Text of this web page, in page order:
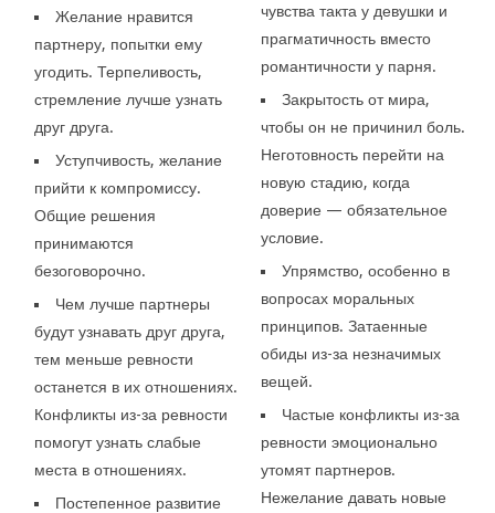
Желание нравится
партнеру, попытки ему
угодить. Терпеливость,
стремление лучше узнать
друг друга.
Уступчивость, желание
прийти к компромиссу.
Общие решения
принимаются
безоговорочно.
Чем лучше партнеры
будут узнавать друг друга,
тем меньше ревности
останется в их отношениях.
Конфликты из-за ревности
помогут узнать слабые
места в отношениях.
Постепенное развитие
чувства такта у девушки и
прагматичность вместо
романтичности у парня.
Закрытость от мира,
чтобы он не причинил боль.
Неготовность перейти на
новую стадию, когда
доверие — обязательное
условие.
Упрямство, особенно в
вопросах моральных
принципов. Затаенные
обиды из-за незначимых
вещей.
Частые конфликты из-за
ревности эмоционально
утомят партнеров.
Нежелание давать новые